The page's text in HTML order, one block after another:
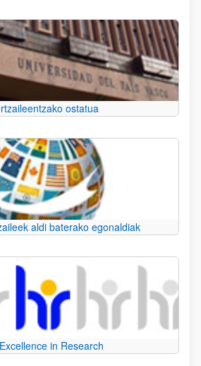
ostatua
aldi baterako egonaldiak
in Research